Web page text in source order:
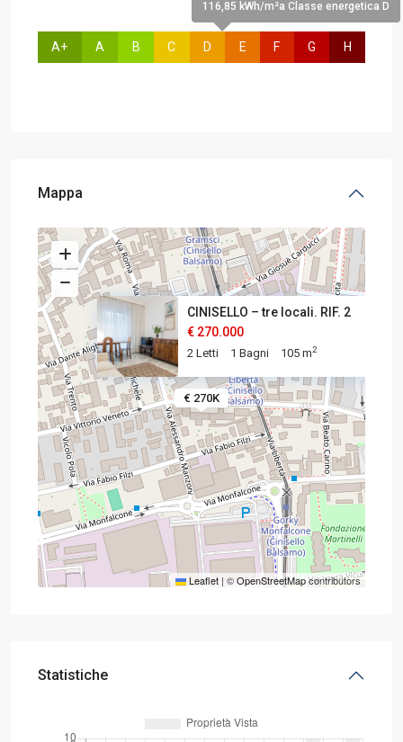
A+ A B C
116,85 kWh/m²a Classe energetica D
D E F G H
Mappa
€ 270K
CINISELLO – tre locali. RIF. 2
€ 270.000
2 Letti 1 Bagni 105 m2
Leaflet | ©OpenStreetMapcontributors
Statistiche